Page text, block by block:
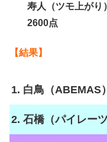
寿人（ツモ上が
2600点
【結果】
1. 白鳥（ABEMAS）
2. 石橋（パイレーツ